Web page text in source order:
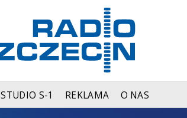
STUDIO S-1 REKLAMA O NAS